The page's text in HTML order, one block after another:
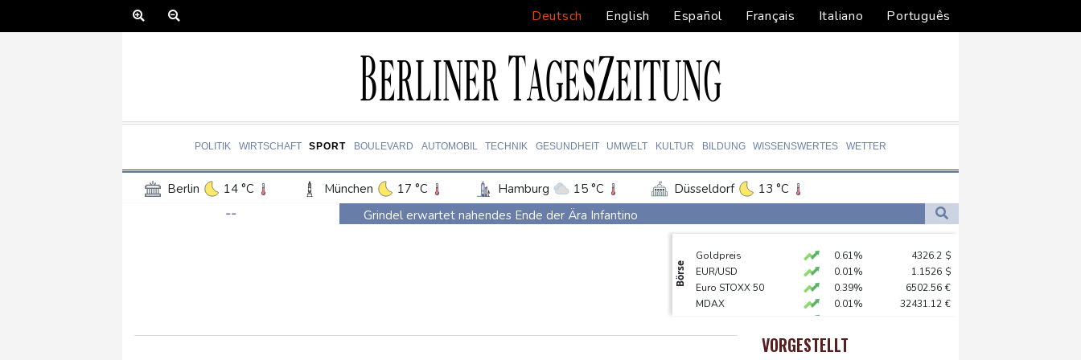
Deutsch English Español Français Italiano Português
POLITIK WIRTSCHAFT SPORT BOULEVARD AUTOMOBIL TECHNIK GESUNDHEIT UMWELT KULTUR BILDUNG WISSENSWERTES WETTER
Berlin 14 °C München 17 °C Hamburg 15 °C Düsseldorf
13 °C
Frankfurt am Main
Potsdam 16 °C Leipzig 14 °C
Bremen
Wien
22 °C
--
Grindel erwartet nahendes Ende der Ära Infantino
Hitze und Niedrigwasser: Städte- und Gemeindebund fordert "nationalen Kraftakt"
Infantinos Investorenplan: FIFA-Experte fordert Aufarbeitung
Kircher: VAR nicht "zu kleinteilig" einsetzen
Kreise: Türkei will mit Pakistan und Saudi-Arabien Verteidigungspakt schließen
Börse
Goldpreis 0.61% 4326.2 $
EUR/USD
0.01% 1.1526 $
Euro STOXX 50
0.39% 6502.56 €
MDAX
0.01% 32431.12 €
SDAX
0.06%
1.36%
VORGESTELLT